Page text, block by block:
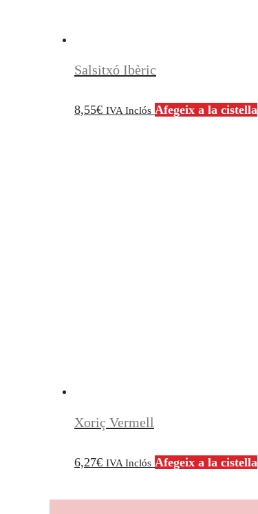
Salsitxó Ibèric
8,55€ IVA Inclós Afegeix a la cistella
Xoriç Vermell
6,27€ IVA Inclós Afegeix a la cistella